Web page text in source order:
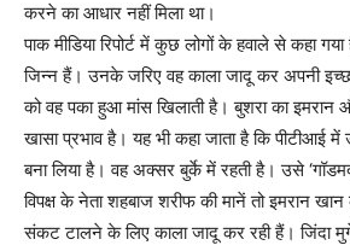
करने का आधार नहीं मिला था।
पाक मीडिया रिपोर्ट में कुछ लोगों के हवाले से कहा
जिन्न हैं। उनके जरिए वह काला जादू कर अपनी
को वह पका हुआ मांस खिलाती है। बुशरा का इमरान
खासा प्रभाव है। यह भी कहा जाता है कि
बना लिया है। वह अक्सर बुर्के में रहती है। उसे
विपक्ष के नेता शहबाज शरीफ की मानें तो इमरान खान
संकट टालने के लिए काला जादू कर रही हैं। जिंदा